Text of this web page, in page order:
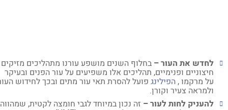
לחדש את העור –בחלוף השנים מושפע עורנו מתהליכים מזיקים
חיצוניים ופנימיים, תהליכים אלו משפיעים על עור הפנים ובעיקר
על מרקמו ,הפילינגפועל להסרת תאי עור מתים ובכך לחידוש העור
ולמראה צעיר וקורן.
להעניק לחות לעור –זה נכון במיוחד לגבי חומצה לקטית, שמהווה